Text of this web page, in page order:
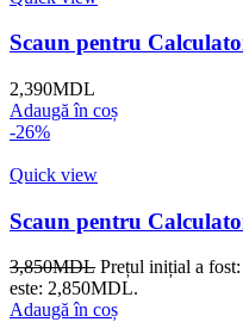
Scaun pentru
2,390MDL
Adaugă în coș
-26%
Quick view
Scaun pentru
3,850MDL Prețul inițial a
este: 2,850MDL.
Adaugă în coș